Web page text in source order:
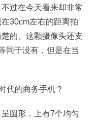
过在今天看来却非常
30cm左右的距离拍
的。这颗摄像头还支
同于没有，但是在当
圆形，上有7个均匀